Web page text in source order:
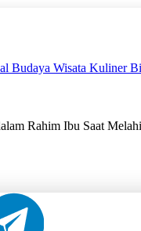
Budaya Wisata Kuliner
Rahim Ibu Saat